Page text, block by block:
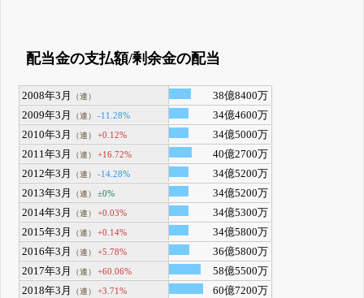
配当金の支払額/剰余金の配当
2008年3月 （連）
38億8400万
2009年3月
（連） -11.28%
34億4600万
2010年3月
（連） +0.12%
34億5000万
2011年3月
（連） +16.72%
40億2700万
2012年3月
（連） -14.28%
34億5200万
2013年3月
（連） ±0%
34億5200万
2014年3月
（連） +0.03%
34億5300万
2015年3月
（連） +0.14%
34億5800万
2016年3月
（連） +5.78%
36億5800万
2017年3月
（連） +60.06%
58億5500万
2018年3月
（連） +3.71%
60億7200万